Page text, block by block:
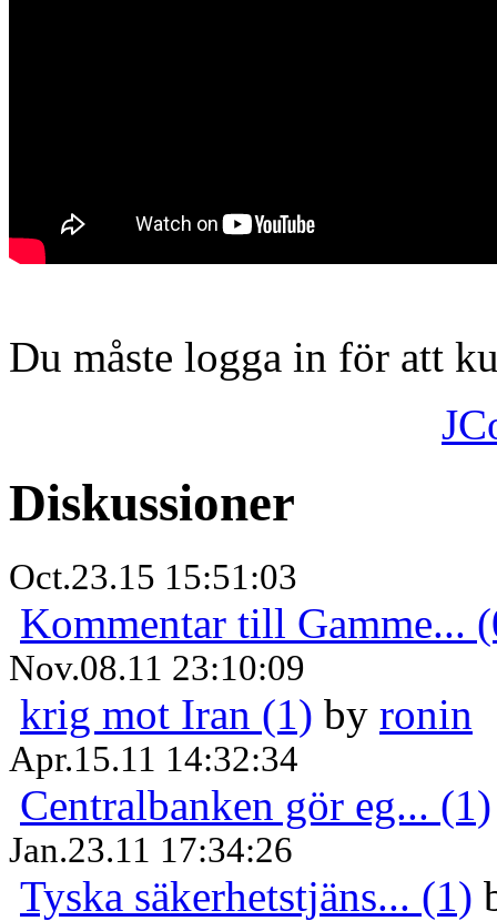
Du måste logga in för att
Diskussioner
Oct.23.15 15:51:03
Kommentar till Gamme...
Nov.08.11 23:10:09
krig mot Iran (1) by ronin
Apr.15.11 14:32:34
Centralbanken gör eg... (1)
Jan.23.11 17:34:26
Tyska säkerhetstjäns... (1)